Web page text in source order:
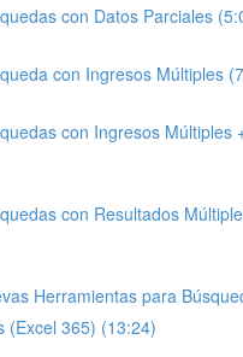
con Datos Parciales
con Ingresos Múltiples
con Ingresos Múltiples
con Resultados
Herramientas para
(Excel 365) (13:24)